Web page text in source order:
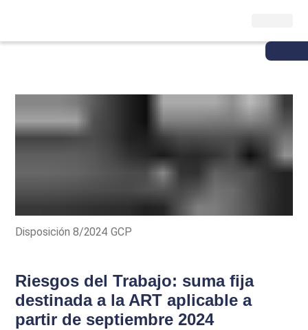
Disposición 8/2024 GCP
Riesgos del Trabajo: suma fija
destinada a la ART aplicable a
partir de septiembre 2024